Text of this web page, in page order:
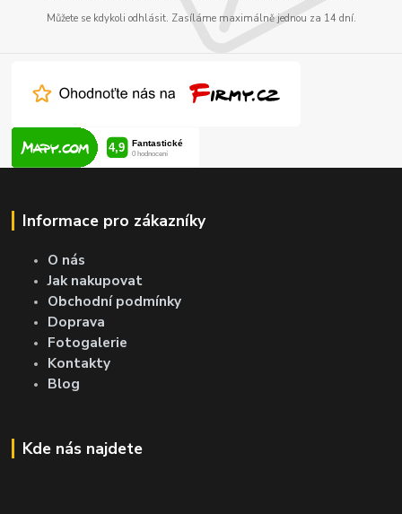
Můžete se kdykoli odhlásit. Zasíláme maximálně jednou za 14 dní.
Informace pro zákazníky
O nás
Jak nakupovat
Obchodní podmínky
Doprava
Fotogalerie
Kontakty
Blog
Kde nás najdete